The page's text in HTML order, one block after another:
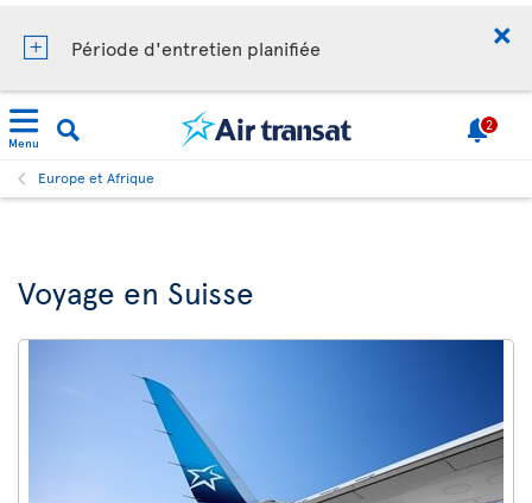
Période d'entretien planifiée
Menu
2
Europe et Afrique
Voyage en Suisse